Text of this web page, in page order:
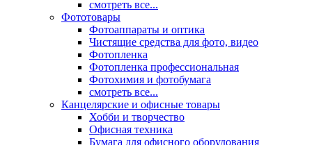
смотреть все...
Фототовары
Фотоаппараты и оптика
Чистящие средства для фото, видео
Фотопленка
Фотопленка профессиональная
Фотохимия и фотобумага
смотреть все...
Канцелярские и офисные товары
Хобби и творчество
Офисная техника
Бумага для офисного оборудования